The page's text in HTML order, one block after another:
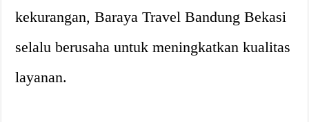
kekurangan, Baraya Travel Bandung Bekasi
selalu berusaha untuk meningkatkan kualitas
layanan.